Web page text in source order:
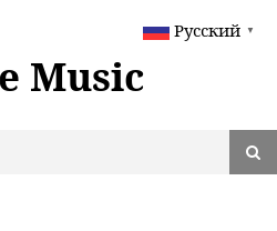
Music
Русский ▼